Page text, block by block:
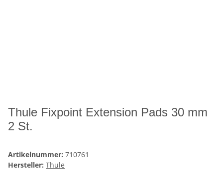
Thule Fixpoint Extension Pads 30 mm
2 St.
Artikelnummer: 710761
Hersteller: Thule